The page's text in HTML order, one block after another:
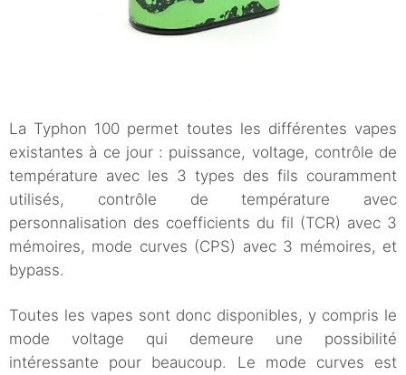
La Typhon 100 permet toutes les différentes vapes
existantes à ce jour : puissance, voltage, contrôle de
température avec les 3 types des fils couramment
utilisés, contrôle de température avec
personnalisation des coefficients du fil (TCR) avec 3
mémoires, mode curves (CPS) avec 3 mémoires, et
bypass.
Toutes les vapes sont donc disponibles, y compris le
mode voltage qui demeure une possibilité
intéressante pour beaucoup. Le mode curves est